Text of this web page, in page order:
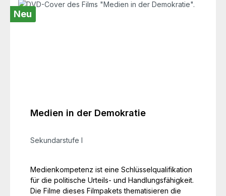
Neu
Medien in der Demokratie
Sekundarstufe I
Medienkompetenz ist eine Schlüsselqualifikation
für die politische Urteils- und Handlungsfähigkeit.
Die Filme dieses Filmpakets thematisieren die